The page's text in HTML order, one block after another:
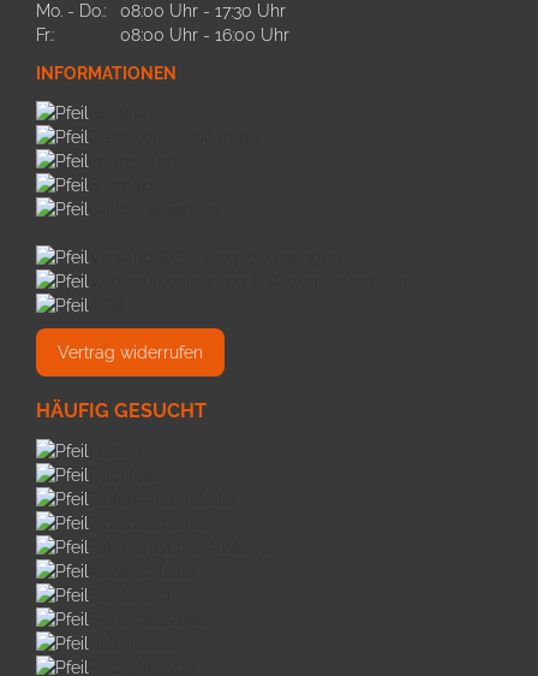
Mo. - Do.:
08:00 Uhr - 17:30 Uhr
Fr.:
08:00 Uhr - 16:00 Uhr
INFORMATIONEN
Vertrag widerrufen
HÄUFIG GESUCHT